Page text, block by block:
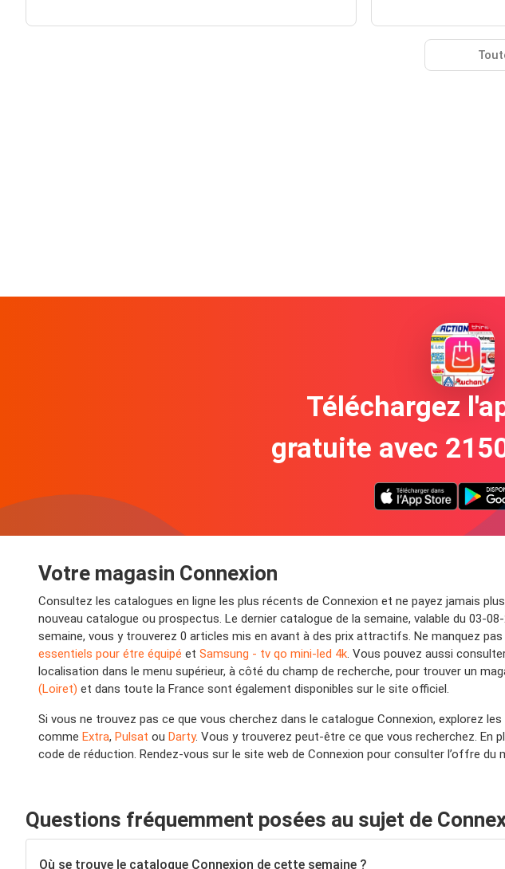
Téléchargez
gratuite avec
Votre magasin Connexion
Consultez les catalogues en ligne les plus récents de Connexion et ne payez jamais
nouveau catalogue ou prospectus. Le dernier catalogue de la semaine, valable du 03-
semaine, vous y trouverez 0 articles mis en avant à des prix attractifs. Ne manquez
essentiels pour étre équipé et Samsung - tv qo mini-led 4k. Vous pouvez aussi
localisation dans le menu supérieur, à côté du champ de recherche, pour trouver un
(Loiret) et dans toute la France sont également disponibles sur le site officiel.
Si vous ne trouvez pas ce que vous cherchez dans le catalogue Connexion, explorez
comme Extra, Pulsat ou Darty. Vous y trouverez peut-être ce que vous recherchez. En
code de réduction. Rendez-vous sur le site web de Connexion pour consulter l’offre du
Questions fréquemment posées au sujet de
Où se trouve le catalogue Connexion de cette semaine ?